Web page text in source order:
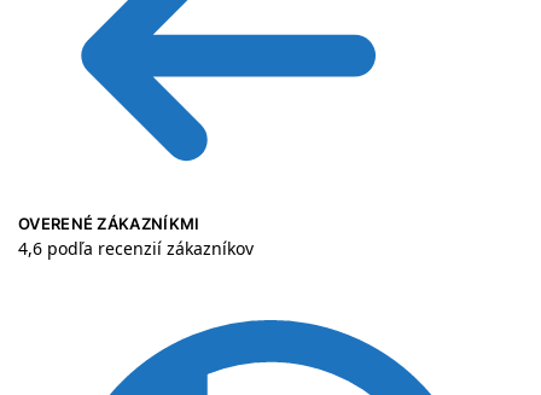
OVERENÉ ZÁKAZNÍKMI
4,6 podľa recenzií zákazníkov